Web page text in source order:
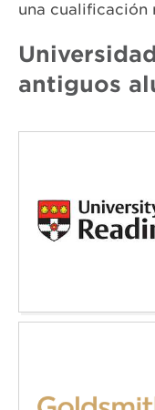
una cualificación
antiguos